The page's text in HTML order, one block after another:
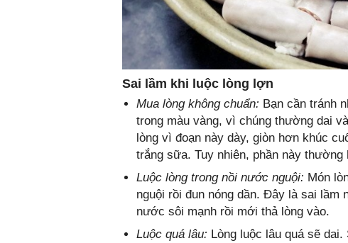
Sai lầm khi luộc lòng lợn
Mua lòng không chuẩn: Bạn cần tránh
trong màu vàng, vì chúng thường dai
lòng vì đoạn này dày, giòn hơn khúc
trắng sữa. Tuy nhiên, phần này
Luộc lòng trong nồi nước nguội: Món
nguội rồi đun nóng dần. Đây là sai lầm
nước sôi mạnh rồi mới thả lòng vào.
Luộc quá lâu: Lòng luộc lâu quá sẽ